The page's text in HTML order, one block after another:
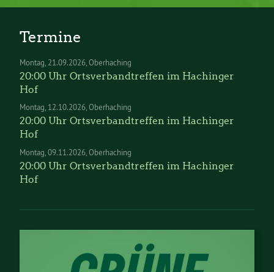
Termine
Montag 21.09.2026 Oberhaching
20:00 Uhr Ortsverbandtreffen im Hachinger
Hof
Montag 12.10.2026 Oberhaching
20:00 Uhr Ortsverbandtreffen im Hachinger
Hof
Montag 09.11.2026 Oberhaching
20:00 Uhr Ortsverbandtreffen im Hachinger
Hof